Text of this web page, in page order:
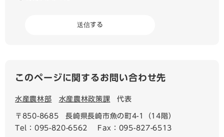
このページに関するお問い合わせ先
水産農林部 水産農林政策課 代表
〒850-8685
長崎県長崎市魚の町4-1（14階）
Tel：095-820-6562
Fax：095-827-6513